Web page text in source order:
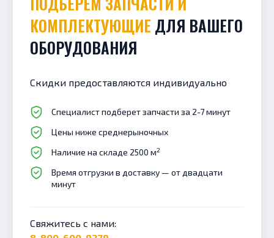
КОМПЛЕКТУЮЩИЕ ДЛЯ ВАШЕГО
ОБОРУДОВАНИЯ
Скидки предоставляются индивидуально
Специалист подберет запчасти за 2-7 минут
Цены ниже среднерыночных
Наличие на складе 2500 м2
Время отгрузки в доставку — от двадцати
минут
Свяжитесь с нами: